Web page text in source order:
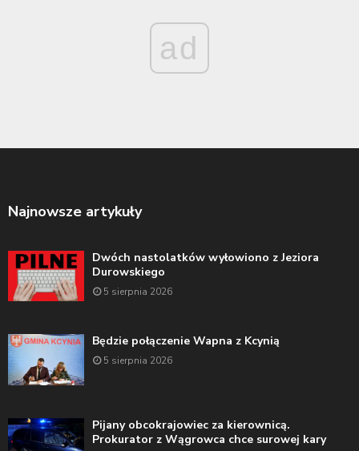
ad
Najnowsze artykuły
Dwóch nastolatków wyłowiono z Jeziora
Durowskiego
5 sierpnia 2026
Będzie połączenie Wapna z Kcynią
5 sierpnia 2026
Pijany obcokrajowiec za kierownicą.
Prokurator z Wągrowca chce surowej kary